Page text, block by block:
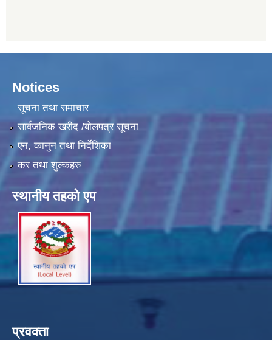
Notices
सूचना तथा समाचार
सार्वजनिक खरीद /बोलपत्र सूचना
एन, कानुन तथा निर्देशिका
कर तथा शुल्कहरु
स्थानीय तहको एप
प्रवक्ता